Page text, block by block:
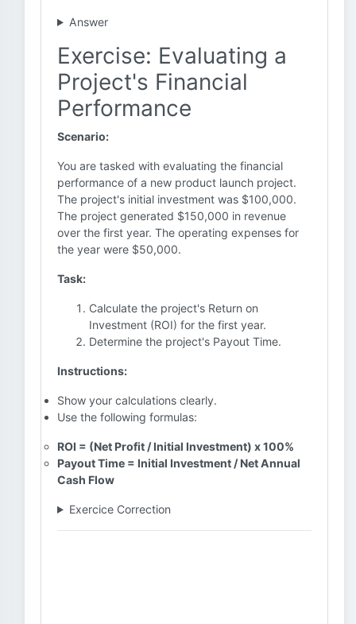
Answer
Exercise: Evaluating a
Project's Financial
Performance
Scenario:
You are tasked with evaluating the financial
performance of a new product launch project.
The project's initial investment was $100,000.
The project generated $150,000 in revenue
over the first year. The operating expenses for
the year were $50,000.
Task:
Calculate the project's Return on
Investment (ROI) for the first year.
Determine the project's Payout Time.
Instructions:
Show your calculations clearly.
Use the following formulas:
ROI = (Net Profit / Initial Investment) x 100%
Payout Time = Initial Investment / Net Annual
Cash Flow
Exercice Correction